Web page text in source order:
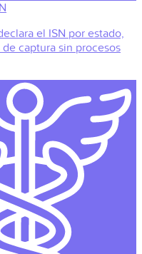
el ISN por estado,
captura sin procesos